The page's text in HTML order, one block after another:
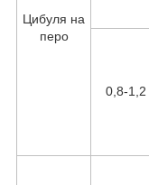
Цибуля на
перо
0,8-1,2